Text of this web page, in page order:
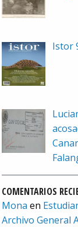
Istor
COMENTARIOS
Mona en
Archivo General